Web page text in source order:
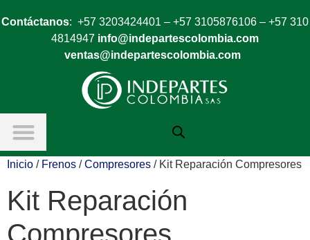
Contáctanos: +57 3203424401 – +57 3105876106 – +57 310
4814947 info@indepartescolombia.com
ventas@indepartescolombia.com
Inicio / Frenos /Compresores / Kit Reparación Compresores
Kit Reparación
Compresores